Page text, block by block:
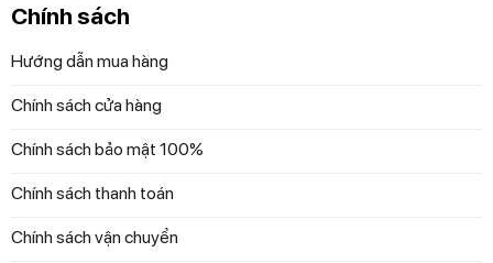
Chính sách
Hướng dẫn mua hàng
Chính sách cửa hàng
Chính sách bảo mật 100%
Chính sách thanh toán
Chính sách vận chuyển